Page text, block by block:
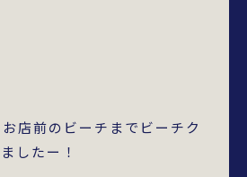
店前のビーチまでビーチク
したー！